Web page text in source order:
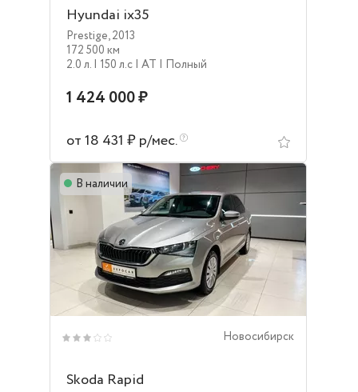
Hyundai ix35
Prestige,2013
172 500 км
2.0 л. | 150 л.c | AT | Полный
1 424 000 ₽
от 18 431 ₽ р/мес.
В наличии
Новосибирск
Skoda Rapid